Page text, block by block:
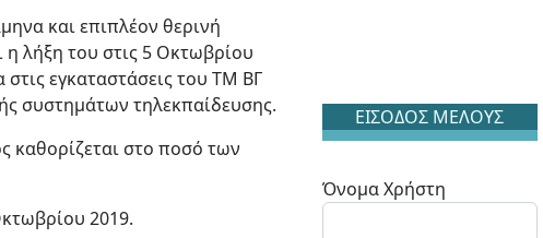
και επιπλέον θερινή
η λήξη του στις 5 Οκτωβρίου
εγκαταστάσεις του ΤΜ ΒΓ
συστημάτων τηλεκπαίδευσης.
καθορίζεται στο ποσό των
2019.
ΕΙΣΟΔΟΣ ΜΕΛΟΥΣ
Όνομα Χρήστη